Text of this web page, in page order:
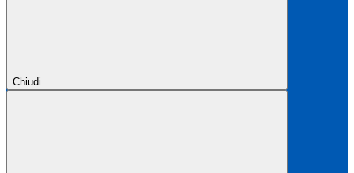
Chiudi